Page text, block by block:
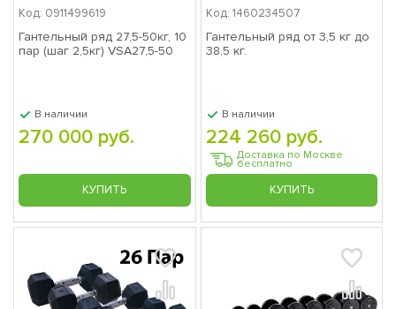
Код: 0911499619
Гантельный ряд 27,5-50кг, 10
пар (шаг 2,5кг) VSA27,5-50
В наличии
270 000 руб.
КУПИТЬ
Код: 1460234507
Гантельный ряд от 3,5 кг до
38,5 кг.
В наличии
Доставка по Москве
бесплатно
224 260 руб.
КУПИТЬ